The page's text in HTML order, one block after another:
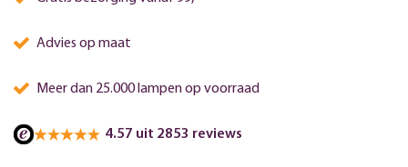
Advies op maat
Meer dan 25.000 lampen op voorraad
4.57 uit 2853 reviews